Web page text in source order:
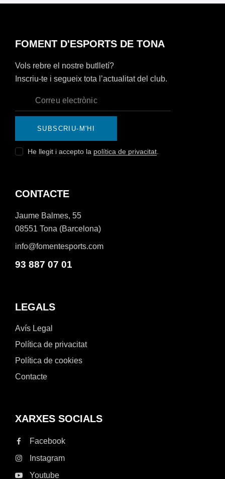
FOMENT D'ESPORTS DE TONA
Vols rebre el nostre butlletí?
Inscriu-te i segueix tota l’actualitat del club.
SUBSCRIU-M'HI
He llegit i accepto la política de privacitat
CONTACTE
Jaume Balmes, 55
08551 Tona (Barcelona)
info@fomentesports.com
93 887 07 01
LEGALS
Avís Legal
Política de privacitat
Política de cookies
Contacte
XARXES SOCIALS
Facebook
Instagram
Youtube